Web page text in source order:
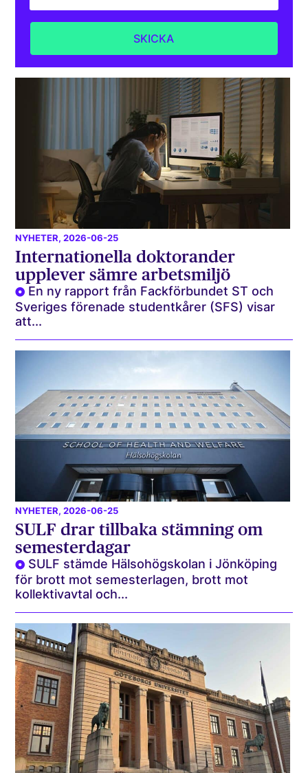
NYHETER, 2026-06-25
Internationella doktorander
upplever sämre arbetsmiljö
En ny rapport från Fackförbundet ST och
Sveriges förenade studentkårer (SFS) visar
att...
NYHETER, 2026-06-25
SULF drar tillbaka stämning om
semesterdagar
SULF stämde Hälsohögskolan i Jönköping
för brott mot semesterlagen, brott mot
kollektivavtal och...